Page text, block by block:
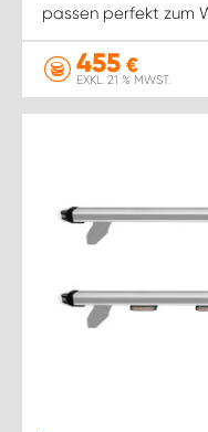
passen perfekt zum
455 €
EXKL. 21 % MWST.